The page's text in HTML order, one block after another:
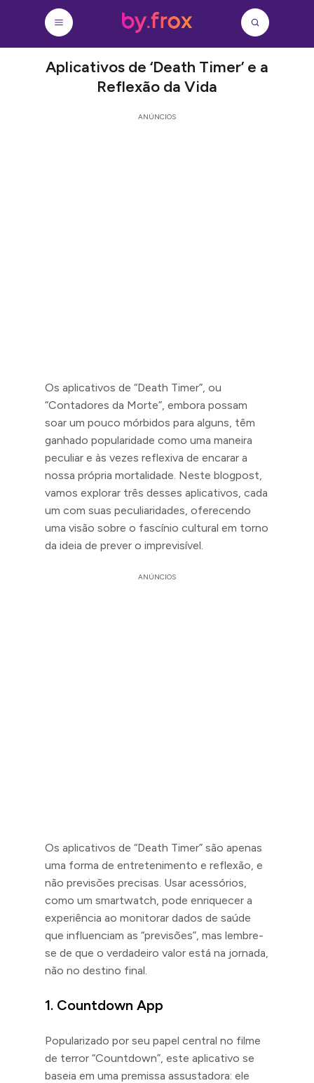
Aplicativos de ‘Death Timer’ e a
Reflexão da Vida
ANÚNCIOS
Os aplicativos de “Death Timer”, ou
“Contadores da Morte”, embora possam
soar um pouco mórbidos para alguns, têm
ganhado popularidade como uma maneira
peculiar e às vezes reflexiva de encarar a
nossa própria mortalidade. Neste blogpost,
vamos explorar três desses aplicativos, cada
um com suas peculiaridades, oferecendo
uma visão sobre o fascínio cultural em torno
da ideia de prever o imprevisível.
ANÚNCIOS
Os aplicativos de “Death Timer” são apenas
uma forma de entretenimento e reflexão, e
não previsões precisas. Usar acessórios,
como um smartwatch, pode enriquecer a
experiência ao monitorar dados de saúde
que influenciam as “previsões”, mas lembre-
se de que o verdadeiro valor está na jornada,
não no destino final.
1. Countdown App
Popularizado por seu papel central no filme
de terror “Countdown”, este aplicativo se
baseia em uma premissa assustadora: ele